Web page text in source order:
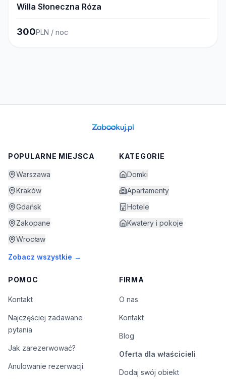
Willa Słoneczna Róza
300PLN / noc
POPULARNE MIEJSCA
Warszawa
Kraków
Gdańsk
Zakopane
Wrocław
Zobacz wszystkie →
KATEGORIE
Domki
Apartamenty
Hotele
Kwatery i pokoje
POMOC
Kontakt
Najczęściej zadawane
pytania
Jak zarezerwować?
Anulowanie rezerwacji
FIRMA
O nas
Kontakt
Blog
Oferta dla właścicieli
Dodaj swój obiekt